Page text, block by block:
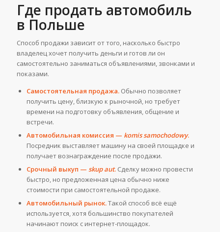
Где продать автомобиль
в Польше
Способ продажи зависит от того, насколько быстро
владелец хочет получить деньги и готов ли он
самостоятельно заниматься объявлениями, звонками и
показами.
Самостоятельная продажа.Обычно позволяет
получить цену, близкую к рыночной, но требует
времени на подготовку объявления, общение и
встречи.
Автомобильная комиссия — komis samochodowy.
Посредник выставляет машину на своей площадке и
получает вознаграждение после продажи.
Срочный выкуп — skup aut.Сделку можно провести
быстро, но предложенная цена обычно ниже
стоимости при самостоятельной продаже.
Автомобильный рынок.Такой способ всё ещё
используется, хотя большинство покупателей
начинают поиск с интернет-площадок.